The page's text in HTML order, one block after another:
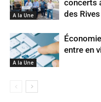
A la Une
concerts
des Rives
A la Une
entre en